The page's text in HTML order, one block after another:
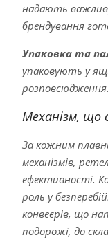
надають
брендування
Упаковка та
упаковують у
розповсюдження.
Механізм, що
За кожним
механізмів,
ефективності.
роль у
конвеєрів, що
подорожі, до